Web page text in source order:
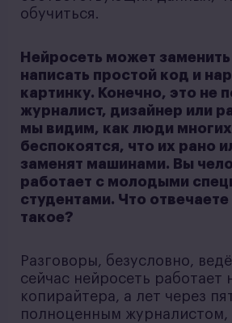
обучиться.
Нейросеть может
написать простой код и
картинку. Конечно, это не
журналист, дизайнер или
мы видим, как люди
беспокоятся, что их рано
заменят машинами. Вы
работает с молодыми
студентами. Что
такое?
Разговоры, безусловно,
сейчас нейросеть работает
копирайтера, а лет через
полноценным журналистом,